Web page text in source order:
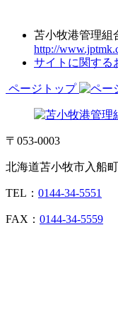
苫小牧港管理組
http://
サイトに関する
ページトップ
〒053-0003
北海道苫小牧市入船
TEL： 0144-34-5551
FAX： 0144-34-5559